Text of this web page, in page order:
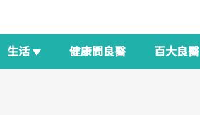
生活 健康問良醫 百大良醫